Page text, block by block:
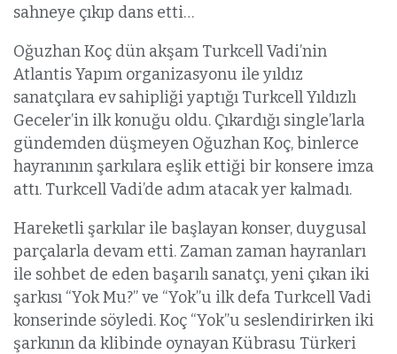
sahneye çıkıp dans etti…
Oğuzhan Koç dün akşam Turkcell Vadi’nin
Atlantis Yapım organizasyonu ile yıldız
sanatçılara ev sahipliği yaptığı Turkcell Yıldızlı
Geceler’in ilk konuğu oldu. Çıkardığı single’larla
gündemden düşmeyen Oğuzhan Koç, binlerce
hayranının şarkılara eşlik ettiği bir konsere imza
attı. Turkcell Vadi’de adım atacak yer kalmadı.
Hareketli şarkılar ile başlayan konser, duygusal
parçalarla devam etti. Zaman zaman hayranları
ile sohbet de eden başarılı sanatçı, yeni çıkan iki
şarkısı “Yok Mu?” ve “Yok”u ilk defa Turkcell Vadi
konserinde söyledi. Koç “Yok”u seslendirirken iki
şarkının da klibinde oynayan Kübrasu Türkeri